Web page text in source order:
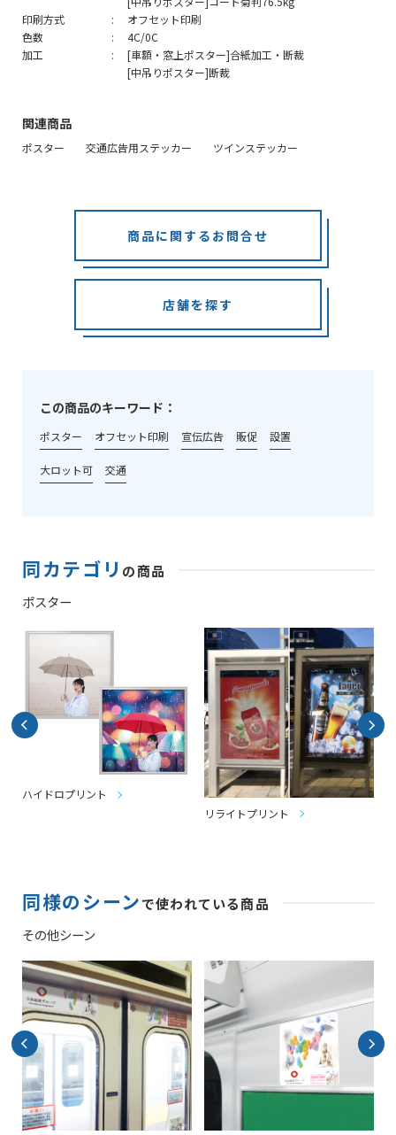
印刷方式
オフセット印刷
色数
4C/0C
加工
[車額・窓上ポスター]合紙加工・断裁
[中吊りポスター]断裁
関連商品
ポスター 交通広告用ステッカー ツインステッカー
商品に関するお問合せ
店舗を探す
この商品のキーワード：
ポスター オフセット印刷 宣伝広告 販促 設置
大ロット可 交通
同カテゴリ の商品
ポスター
ハイドロプリント
リライトプリント
同様のシーンで使われている商品
その他シーン